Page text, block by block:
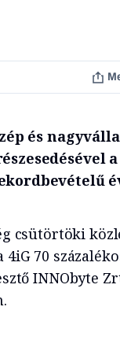
és
csütörtöki
70
INNObyte